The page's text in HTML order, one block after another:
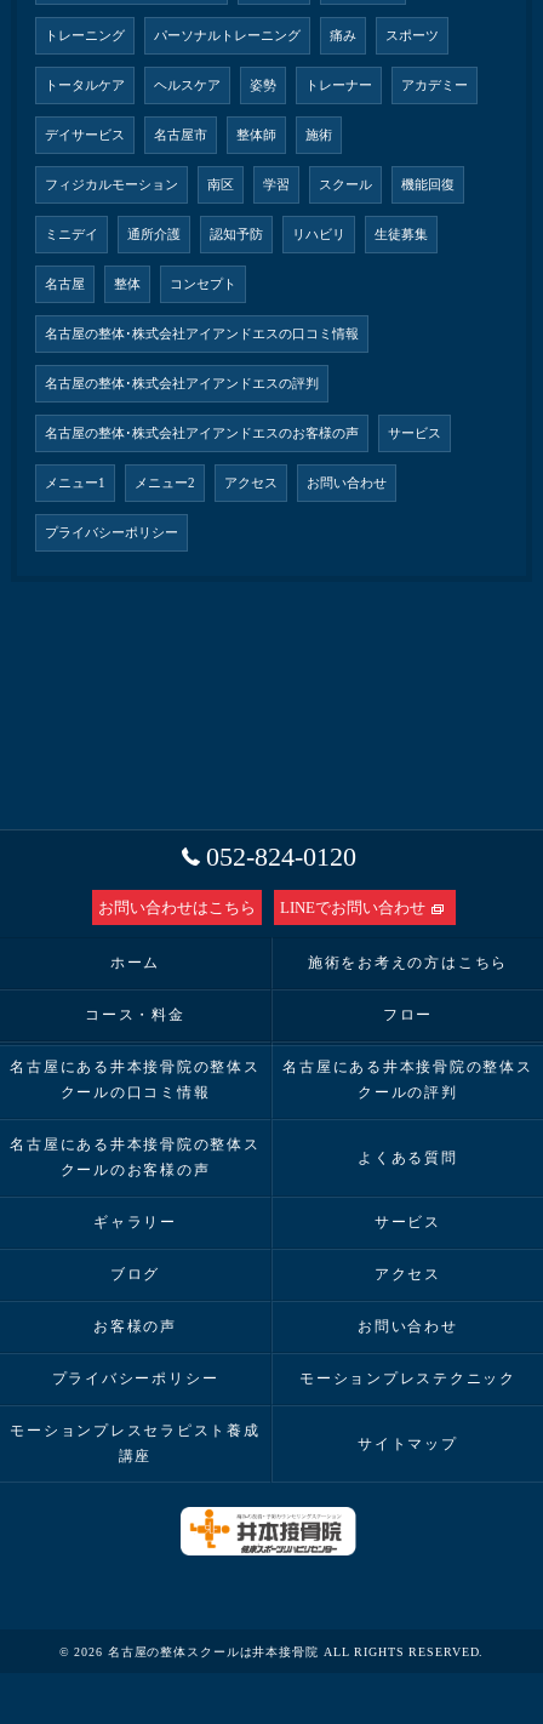
トレーニング パーソナルトレーニング 痛み スポーツ
トータルケア ヘルスケア 姿勢 トレーナー アカデミー
デイサービス 名古屋市 整体師 施術
フィジカルモーション 南区 学習 スクール 機能回復
ミニデイ 通所介護 認知予防 リハビリ 生徒募集
名古屋 整体 コンセプト
名古屋の整体･株式会社アイアンドエスの口コミ情報
名古屋の整体･株式会社アイアンドエスの評判
名古屋の整体･株式会社アイアンドエスのお客様の声 サービス
メニュー1 メニュー2 アクセス お問い合わせ
プライバシーポリシー
052-824-0120
お問い合わせはこちら LINEでお問い合わせ
ホーム 施術をお考えの方はこちら
コース・料金 フロー
名古屋にある井本接骨院の整体ス
クールの口コミ情報
名古屋にある井本接骨院の整体ス
クールの評判
名古屋にある井本接骨院の整体ス
クールのお客様の声
よくある質問
ギャラリー サービス
ブログ アクセス
お客様の声 お問い合わせ
プライバシーポリシー モーションプレステクニック
モーションプレスセラピスト養成
講座
サイトマップ
© 2026 名古屋の整体スクールは井本接骨院 ALL RIGHTS RESERVED.